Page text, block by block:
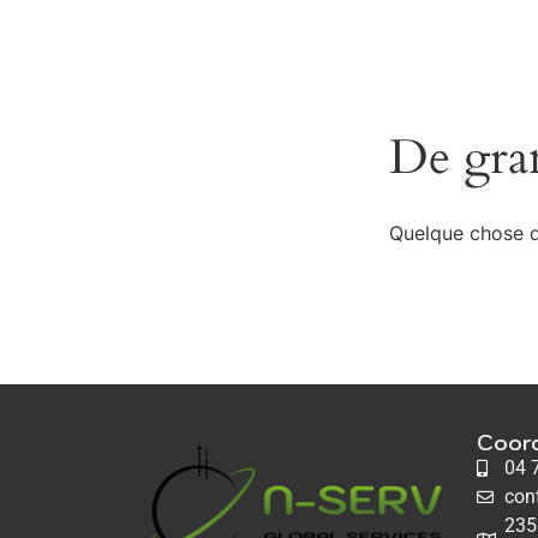
De
Quelque chose
04